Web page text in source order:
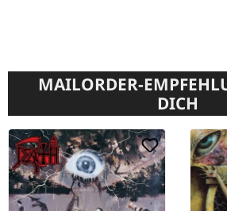
MAILORDER-
DICH